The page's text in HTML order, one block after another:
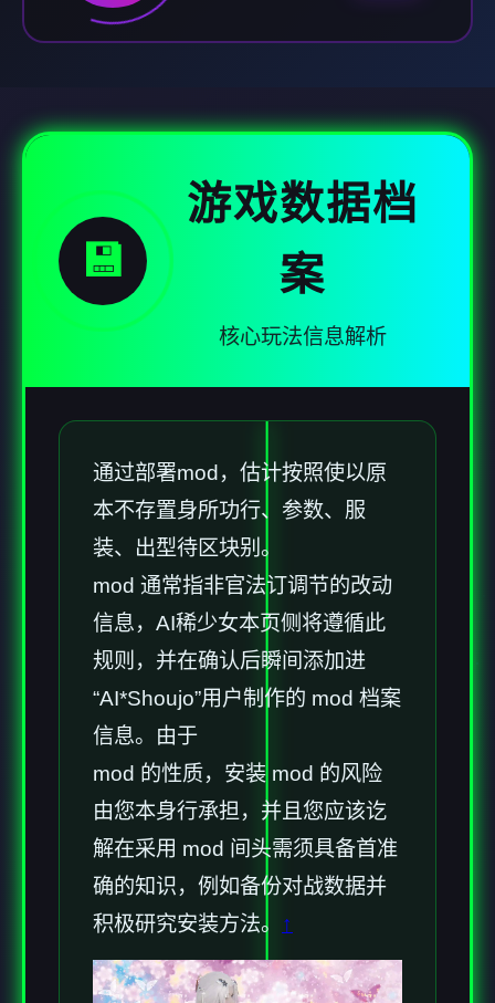
💾
游戏数据档
案
核心玩法信息解析
通过部署mod，估计按照使以原
本不存置身所功行、参数、服
装、出型待区块别。
mod 通常指非官法订调节的改动
信息，AI稀少女本页侧将遵循此
规则，并在确认后瞬间添加进
“AI*Shoujo”用户制作的 mod 档案
信息。由于
mod 的性质，安装 mod 的风险
由您本身行承担，并且您应该讫
解在采用 mod 间头需须具备首准
确的知识，例如备份对战数据并
积极研究安装方法。 ↑